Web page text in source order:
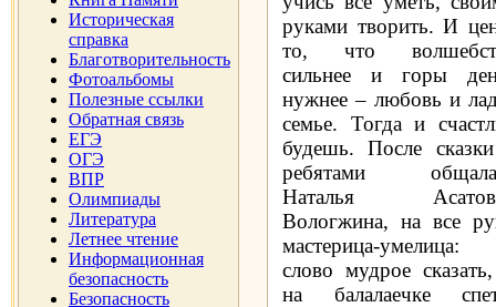
Историческая
справка
Благотворительность
Фотоальбомы
Полезные ссылки
Обратная связь
ЕГЭ
ОГЭ
ВПР
Олимпиады
Литература
Летнее чтение
Информационная
безопасность
Безопасность
руками творить. И
то, что
сильнее и горы
нужнее – любовь и
семье. Тогда и
будешь. После
ребятами
Наталья
Вологжина, на все
мастерица-
слово мудрое
на балалаечке